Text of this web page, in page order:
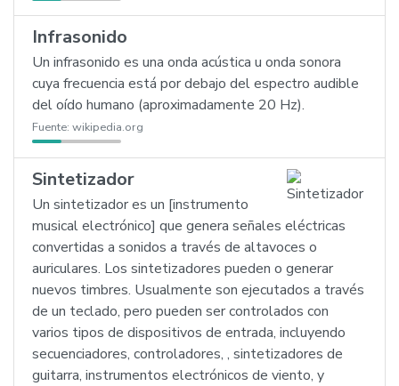
Infrasonido
Un infrasonido es una onda acústica u onda sonora
cuya frecuencia está por debajo del espectro audible
del oído humano (aproximadamente 20 Hz).
Fuente: wikipedia.org
Sintetizador
Un sintetizador es un [instrumento
musical electrónico] que genera señales eléctricas
convertidas a sonidos a través de altavoces o
auriculares. Los sintetizadores pueden o generar
nuevos timbres. Usualmente son ejecutados a través
de un teclado, pero pueden ser controlados con
varios tipos de dispositivos de entrada, incluyendo
secuenciadores, controladores, , sintetizadores de
guitarra, instrumentos electrónicos de viento, y